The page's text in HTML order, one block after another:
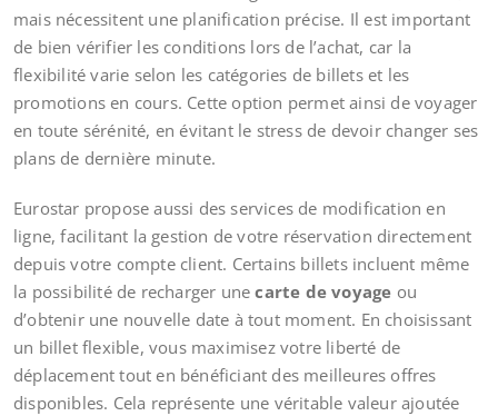
mais nécessitent une planification précise. Il est important
de bien vérifier les conditions lors de l’achat, car la
flexibilité varie selon les catégories de billets et les
promotions en cours. Cette option permet ainsi de voyager
en toute sérénité, en évitant le stress de devoir changer ses
plans de dernière minute.
Eurostar propose aussi des services de modification en
ligne, facilitant la gestion de votre réservation directement
depuis votre compte client. Certains billets incluent même
la possibilité de recharger unecarte de voyage ou
d’obtenir une nouvelle date à tout moment. En choisissant
un billet flexible, vous maximisez votre liberté de
déplacement tout en bénéficiant des meilleures offres
disponibles. Cela représente une véritable valeur ajoutée